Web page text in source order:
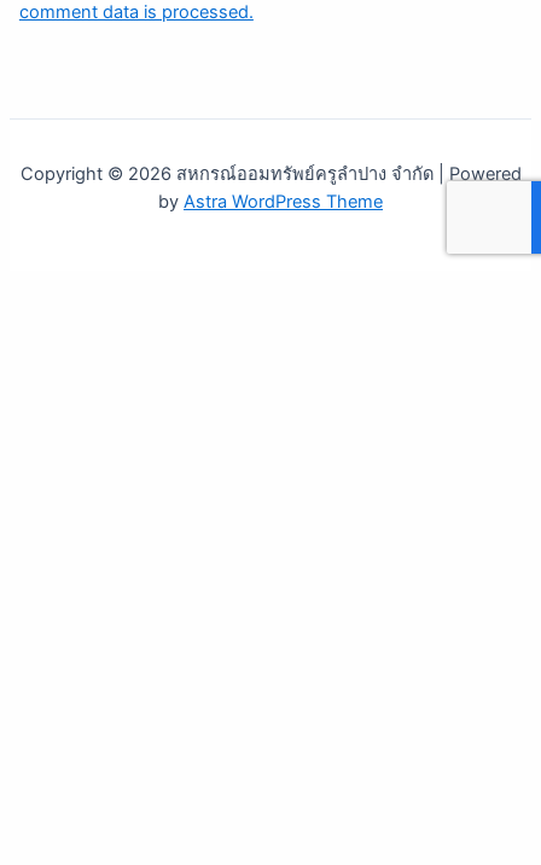
comment data is processed.
Copyright © 2026 สหกรณ์ออมทรัพย์ครูลำปาง จำกัด | Powered
by Astra WordPress Theme